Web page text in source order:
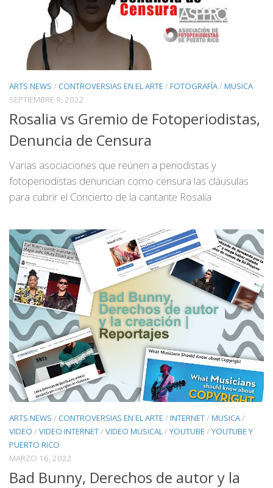
ARTS NEWS /CONTROVERSIAS EN EL ARTE /FOTOGRAFÍA/MUSICA
SEPTIEMBRE 9, 2022
Rosalia vs Gremio de Fotoperiodistas,
Denuncia de Censura
Varias asociaciones que reúnen a periodistas y
fotoperiodistas denuncian como censura las cláusulas
para cubrir el Concierto de la cantante Rosalía
ARTS NEWS /CONTROVERSIAS EN EL ARTE /INTERNET /MUSICA /
VIDEO /VIDEO INTERNET /VIDEO MUSICAL /YOUTUBE /YOUTUBE Y
PUERTO RICO
MARZO 16, 2022
Bad Bunny, Derechos de autor y la